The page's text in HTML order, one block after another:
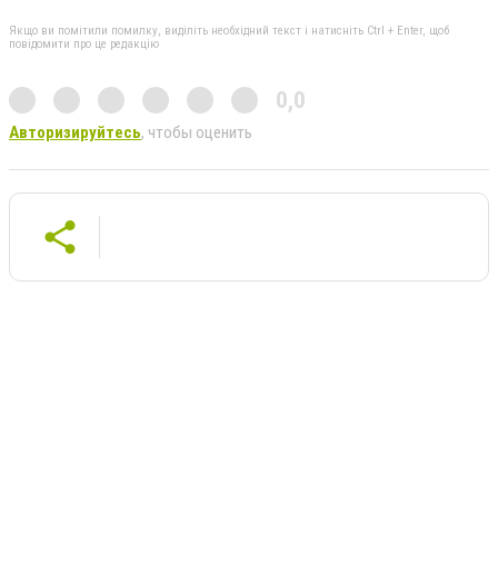
Якщо ви помітили помилку, виділіть необхідний текст і натисніть Ctrl + Enter, щоб
повідомити про це редакцію
0,0
Авторизируйтесь, чтобы оценить